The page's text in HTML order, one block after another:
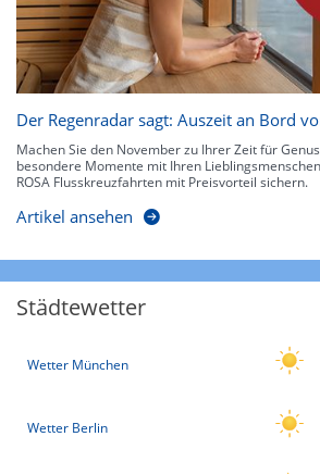
Der Regenradar sagt: Auszeit an Bord
Machen Sie den November zu Ihrer Zeit für
besondere Momente mit Ihren
ROSA Flusskreuzfahrten mit Preisvorteil sichern.
Artikel ansehen
Städtewetter
Wetter München
Wetter Berlin